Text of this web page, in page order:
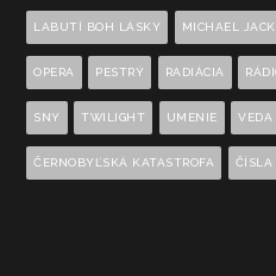
LABUTÍ BOH LÁSKY MICHAEL
OPERA PESTRÝ RADIÁCIA
SNY TWILIGHT UMENIE VEDA
ČERNOBYĽSKÁ KATASTROFA ČÍSLA